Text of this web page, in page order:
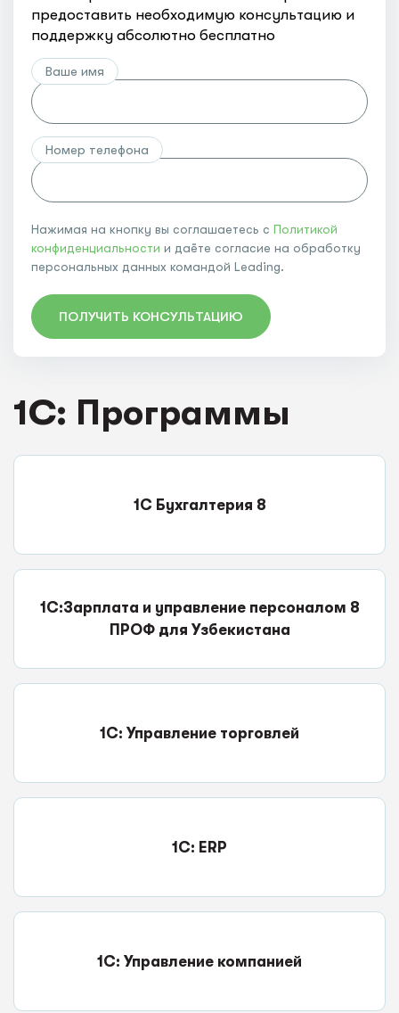
предоставить необходимую консультацию и
поддержку абсолютно бесплатно
Ваше имя
Номер телефона
Нажимая на кнопку вы соглашаетесь с Политикой
конфиденциальности и даёте согласие на обработку
персональных данных командой Leading.
ПОЛУЧИТЬ КОНСУЛЬТАЦИЮ
1C: Программы
1С Бухгалтерия 8
1С:Зарплата и управление персоналом 8
ПРОФ для Узбекистана
1С: Управление торговлей
1C: ERP
1С: Управление компанией